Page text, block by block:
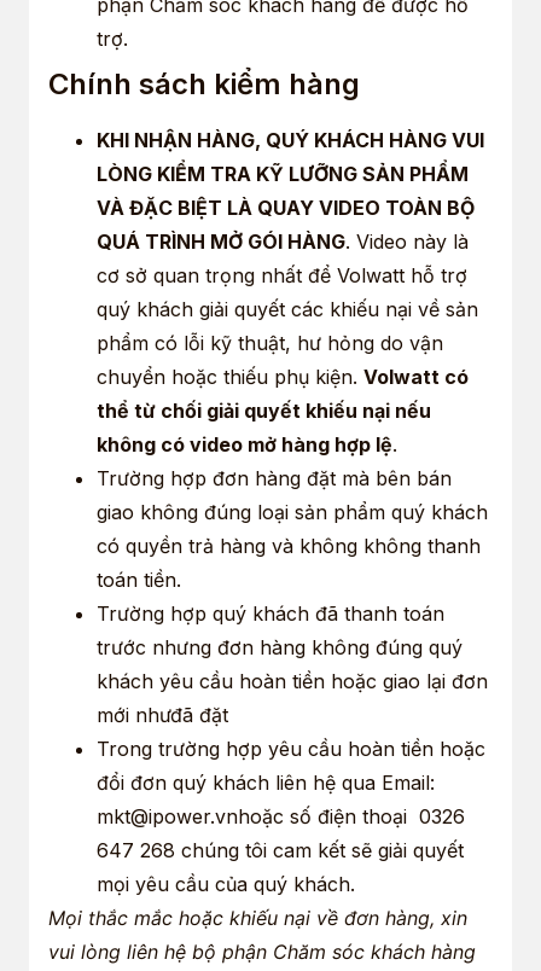
trợ.
Chính sách kiểm hàng
KHI NHẬN HÀNG, QUÝ KHÁCH HÀNG VUI
LÒNG KIỂM TRA KỸ LƯỠNG SẢN PHẨM
VÀ ĐẶC BIỆT LÀ QUAY VIDEO TOÀN BỘ
QUÁ TRÌNH MỞ GÓI HÀNG. Video này là
cơ sở quan trọng nhất để Volwatt hỗ trợ
quý khách giải quyết các khiếu nại về sản
phẩm có lỗi kỹ thuật, hư hỏng do vận
chuyển hoặc thiếu phụ kiện. Volwatt có
thể từ chối giải quyết khiếu nại nếu
không có video mở hàng hợp lệ.
Trường hợp đơn hàng đặt mà bên bán
giao không đúng loại sản phẩm quý khách
có quyền trả hàng và không không thanh
toán tiền.
Trường hợp quý khách đã thanh toán
trước nhưng đơn hàng không đúng quý
khách yêu cầu hoàn tiền hoặc giao lại đơn
mới nhưđã đặt
Trong trường hợp yêu cầu hoàn tiền hoặc
đổi đơn quý khách liên hệ qua Email:
mkt@ipower.vnhoặc số điện thoại 0326
647 268 chúng tôi cam kết sẽ giải quyết
mọi yêu cầu của quý khách.
Mọi thắc mắc hoặc khiếu nại về đơn hàng, xin
vui lòng liên hệ bộ phận Chăm sóc khách hàng